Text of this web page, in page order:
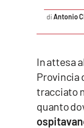
Cookie policy
Note legali
Antonio
In attesa
Provincia
tracciato
quanto